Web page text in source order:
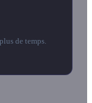
de temps.